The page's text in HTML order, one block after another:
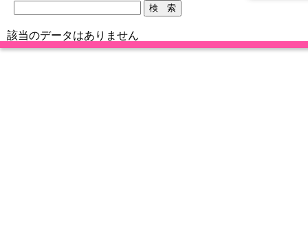
該当のデータはありません